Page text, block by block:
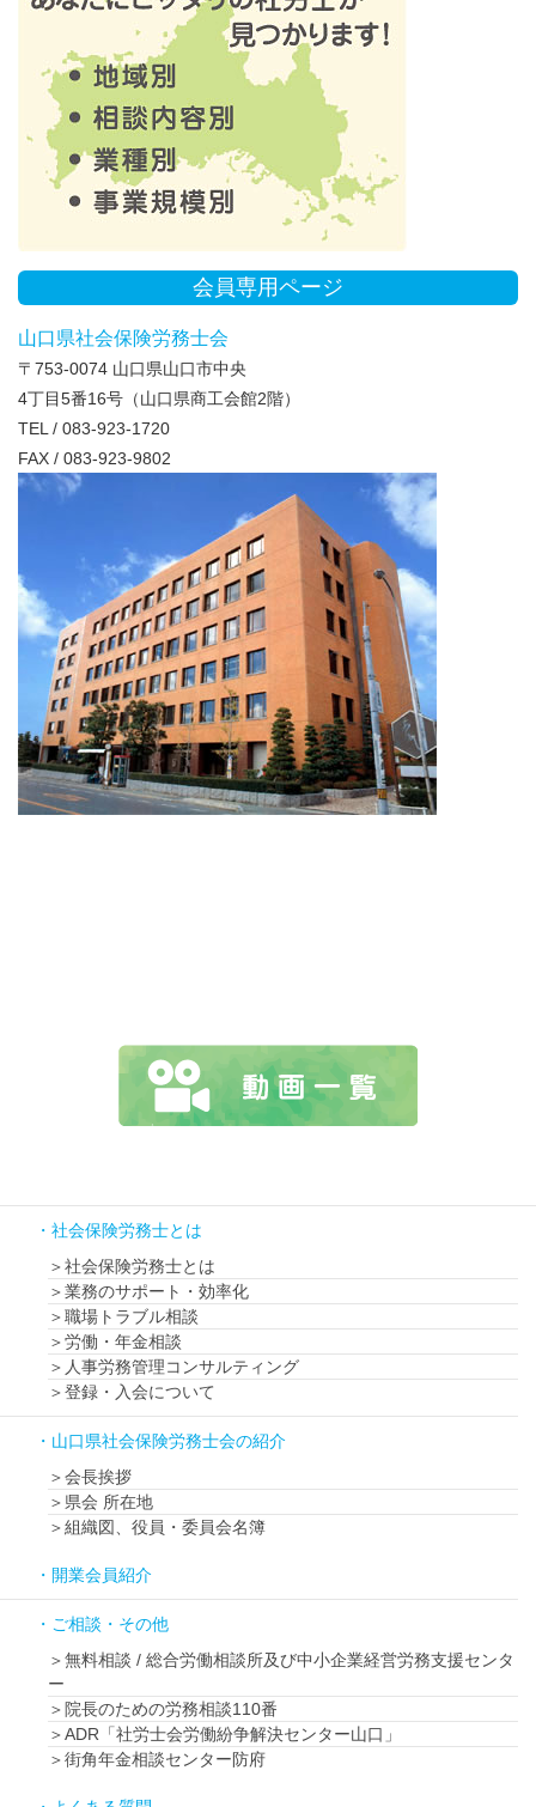
会員専用ページ
山口県社会保険労務士会
〒753-0074 山口県山口市中央
4丁目5番16号（山口県商工会館2階）
TEL / 083-923-1720
FAX / 083-923-9802
社会保険労務士とは
社会保険労務士とは
業務のサポート・効率化
職場トラブル相談
労働・年金相談
人事労務管理コンサルティング
登録・入会について
山口県社会保険労務士会の紹介
会長挨拶
県会 所在地
組織図、役員・委員会名簿
開業会員紹介
ご相談・その他
無料相談 / 総合労働相談所及び中小企業経営労務支援センタ
ー
院長のための労務相談110番
ADR「社労士会労働紛争解決センター山口」
街角年金相談センター防府